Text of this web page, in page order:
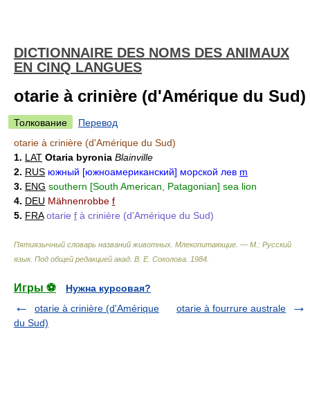
DICTIONNAIRE DES NOMS DES ANIMAUX
EN CINQ LANGUES
otarie à crinière (d'Amérique du Sud)
Толкование
Перевод
otarie à crinière (d'Amérique du Sud)
1. LAT Otaria byronia Blainville
2. RUS южный [южноамериканский] морской лев m
3. ENG southern [South American, Patagonian] sea lion
4. DEU Mähnenrobbe f
5. FRA otarie f à crinière (d'Amérique du Sud)
Пятиязычный словарь названий животных. Млекопитающие. — М.: Русский
язык. Под общей редакцией акад. В. Е. Соколова 1984
Игры ⚽
Нужна курсовая?
otarie à crinière (d'Amérique
du Sud)
otarie à fourrure australe